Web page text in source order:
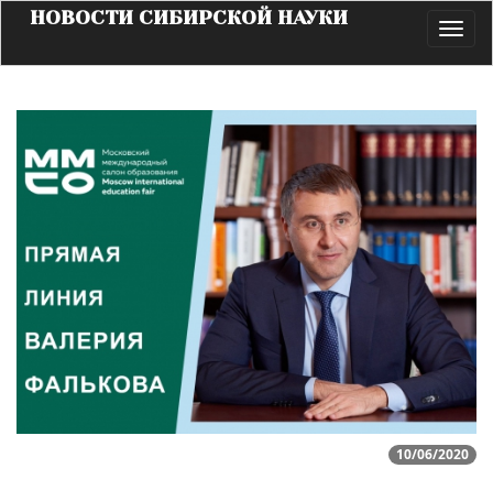
НОВОСТИ СИБИРСКОЙ НАУКИ
10/06/2020